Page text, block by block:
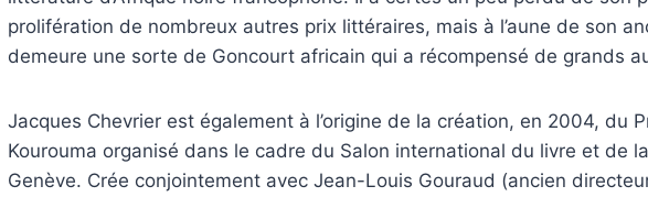
prolifération de nombreux autres prix littéraires, mais à l’aune de son
demeure une sorte de Goncourt africain qui a récompensé de grands
Jacques Chevrier est également à l’origine de la création, en 2004, du
Kourouma organisé dans le cadre du Salon international du livre et de
Genève. Crée conjointement avec Jean-Louis Gouraud (ancien